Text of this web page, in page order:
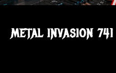
METAL INVASION 741